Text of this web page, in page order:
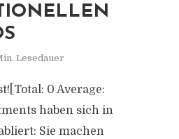
Lesedauer
0 Average:
haben sich in
Sie machen